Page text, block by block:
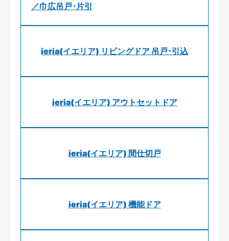
／巾広吊戸･片引
ieria(イエリア) リビングドア 吊戸･引込
ieria(イエリア) アウトセットドア
ieria(イエリア) 間仕切戸
ieria(イエリア) 機能ドア